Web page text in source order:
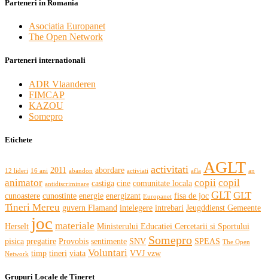
Parteneri in Romania
Asociatia Europanet
The Open Network
Parteneri internationali
ADR Vlaanderen
FIMCAP
KAZOU
Somepro
Etichete
12 lideri 16 ani 2011 abandon abordare activiati activitati afla AGLT an
animator antidiscriminare castiga cine comunitate locala copii copil
cunoastere cunostinte energie energizant Europanet fisa de joc GLT GLT
Tineri Mereu guvern Flamand intelegere intrebari Jeugddienst Gemeente
Herselt joc materiale Ministerului Educatiei Cercetarii si Sportului
pisica pregatire Provobis sentimente SNV Somepro SPEAS The Open
Network timp tineri viata Voluntari VVJ vzw
Grupuri Locale de Tineret